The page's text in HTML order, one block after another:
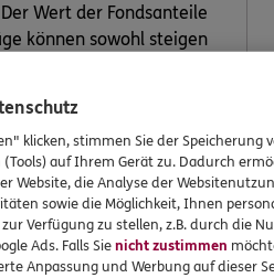
Wert der Fondsanteile
können sowohl steigen
einer Rückgabe von
vollen investierten
Fonds unterliegen
Markt- und
klicken, stimmen Sie der Speicherung
auf Ihrem Gerät zu. Dadurch
Website, die Analyse der
sowie die Möglichkeit, Ihnen
Verfügung zu stellen, z.B. durch die
Ads. Falls Sienicht zustimmen
Anpassung und Werbung auf dieser